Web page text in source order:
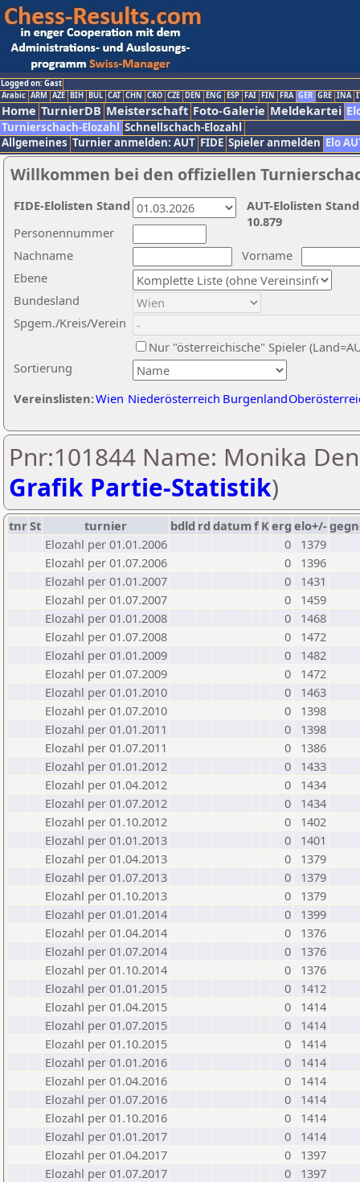
Logged on: Gast
Arabic ARM AZE BIH BUL CAT CHN CRO CZE DEN ENG ESP FAI FIN FRA GER GRE INA
Home TurnierDB Meisterschaft Foto-Galerie Meldekartei
Turnierschach-Elozahl Schnellschach-Elozahl
Allgemeines Turnier anmelden: AUT FIDE Spieler anmelden Elo
Willkommen bei den offiziellen
Nachname
Vorname
Ebene
Sortierung
Personennummer
Bundesland
Spgem./Kreis/Verein
Nur "österreichische" Spieler
Vereinslisten:Wien Niederösterreich Burgenland
AUT-Elolisten
10.879
FIDE-Elolisten Stand
Pnr:101844 Name: Monika
Grafik Partie-Statistik)
tnrSt turnier bdld rd datumf Kerg elo+/-
Elozahl per 01.01.2006
0
1379
Elozahl per 01.07.2006
0
1396
Elozahl per 01.01.2007
0
1431
Elozahl per 01.07.2007
0
1459
Elozahl per 01.01.2008
0
1468
Elozahl per 01.07.2008
0
1472
Elozahl per 01.01.2009
0
1482
Elozahl per 01.07.2009
0
1472
Elozahl per 01.01.2010
0
1463
Elozahl per 01.07.2010
0
1398
Elozahl per 01.01.2011
0
1398
Elozahl per 01.07.2011
0
1386
Elozahl per 01.01.2012
0
1433
Elozahl per 01.04.2012
0
1434
Elozahl per 01.07.2012
0
1434
Elozahl per 01.10.2012
0
1402
Elozahl per 01.01.2013
0
1401
Elozahl per 01.04.2013
0
1379
Elozahl per 01.07.2013
0
1379
Elozahl per 01.10.2013
0
1379
Elozahl per 01.01.2014
0
1399
Elozahl per 01.04.2014
0
1376
Elozahl per 01.07.2014
0
1376
Elozahl per 01.10.2014
0
1376
Elozahl per 01.01.2015
0
1412
Elozahl per 01.04.2015
0
1414
Elozahl per 01.07.2015
0
1414
Elozahl per 01.10.2015
0
1414
Elozahl per 01.01.2016
0
1414
Elozahl per 01.04.2016
0
1414
Elozahl per 01.07.2016
0
1414
Elozahl per 01.10.2016
0
1414
Elozahl per 01.01.2017
0
1414
Elozahl per 01.04.2017
0
1397
Elozahl per 01.07.2017
0
1397